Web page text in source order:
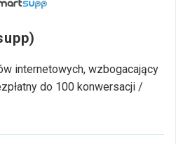
internetowych, wzbogacający
do 100 konwersacji /